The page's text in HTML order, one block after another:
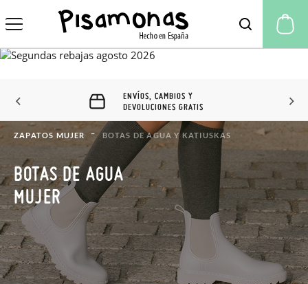
ENVÍOS, CAMBIOS Y
DEVOLUCIONES GRATIS
ZAPATOS MUJER BOTAS DE AGUA Y KATIUSKAS
BOTAS DE AGUA
MUJER